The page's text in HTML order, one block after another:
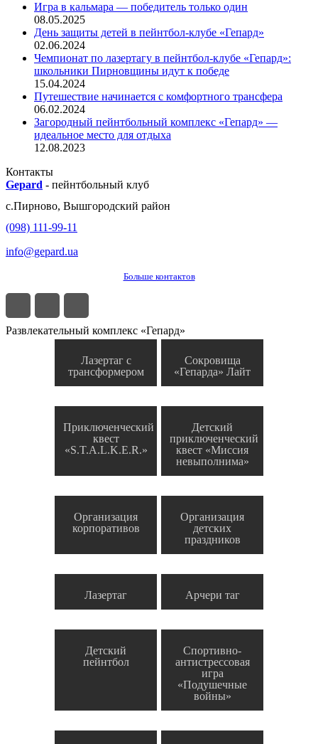
Игра в кальмара — победитель только один
08.05.2025
День защиты детей в пейнтбол-клубе «Гепард»
02.06.2024
Чемпионат по лазертагу в пейнтбол-клубе «Гепард»:
школьники Пирновщины идут к победе
15.04.2024
Путешествие начинается с комфортного трансфера
06.02.2024
Загородный пейнтбольный комплекс «Гепард» —
идеальное место для отдыха
12.08.2023
Контакты
Gepard - пейнтбольный клуб
с.Пирново, Вышгородский район
(098) 111-99-11
info@gepard.ua
Больше контактов
Развлекательный комплекс «Гепард»
Лазертаг с
трансформером
Сокровища
«Гепарда» Лайт
Приключенческий
квест
«S.T.A.L.K.E.R.»
Детский
приключенческий
квест «Миссия
невыполнима»
Организация
корпоративов
Организация
детских
праздников
Лазертаг Арчери таг
Детский
пейнтбол
Спортивно-
антистрессовая
игра
«Подушечные
войны»